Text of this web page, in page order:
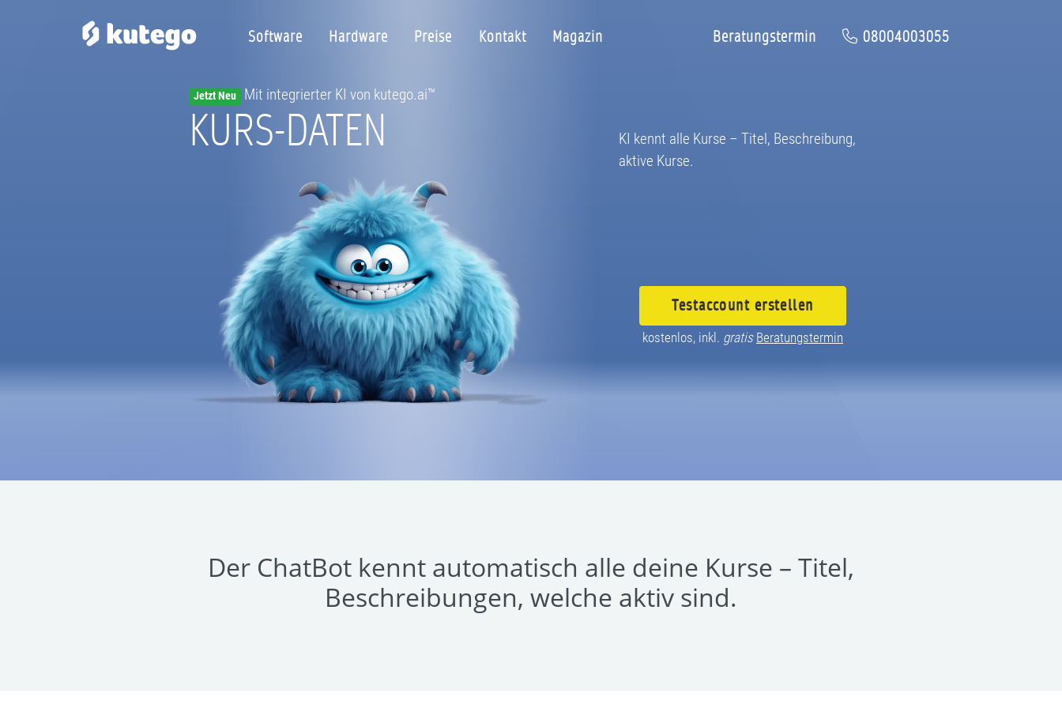
Jetzt Neu Mit integrierter KI von kutego.ai™
KURS-DATEN
KI kennt alle Kurse – Titel, Beschreibung,
aktive Kurse.
Testaccount erstellen
kostenlos, inkl. gratis Beratungstermin
Software Hardware Preise Kontakt Magazin Beratungstermin 08004003055
Der ChatBot kennt automatisch alle deine Kurse – Titel,
Beschreibungen, welche aktiv sind.